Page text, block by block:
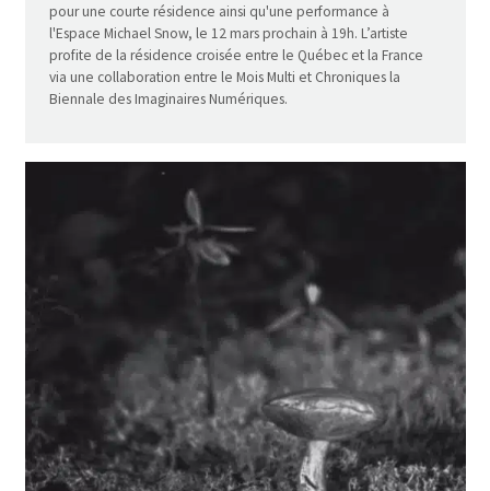
pour une courte résidence ainsi qu'une performance à
l'Espace Michael Snow, le 12 mars prochain à 19h. L’artiste
profite de la résidence croisée entre le Québec et la France
via une collaboration entre le Mois Multi et Chroniques la
Biennale des Imaginaires Numériques.